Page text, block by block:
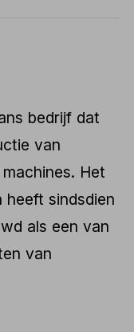
bedrijf dat
van
Het
heeft sindsdien
als een van
van